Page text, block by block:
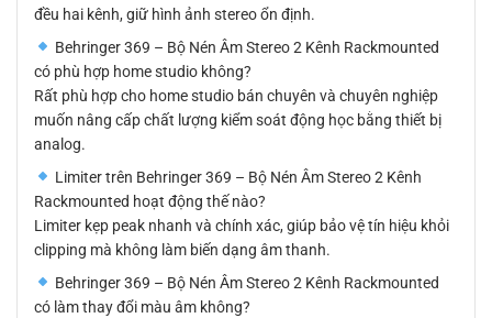
đều hai kênh, giữ hình ảnh stereo ổn định.
Behringer 369 – Bộ Nén Âm Stereo 2 Kênh Rackmounted
có phù hợp home studio không?
Rất phù hợp cho home studio bán chuyên và chuyên nghiệp
muốn nâng cấp chất lượng kiểm soát động học bằng thiết bị
analog.
Limiter trên Behringer 369 – Bộ Nén Âm Stereo 2 Kênh
Rackmounted hoạt động thế nào?
Limiter kẹp peak nhanh và chính xác, giúp bảo vệ tín hiệu khỏi
clipping mà không làm biến dạng âm thanh.
Behringer 369 – Bộ Nén Âm Stereo 2 Kênh Rackmounted
có làm thay đổi màu âm không?